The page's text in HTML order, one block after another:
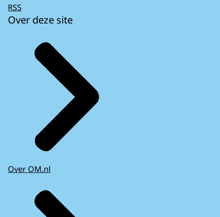
RSS
Over deze site
Over OM.nl